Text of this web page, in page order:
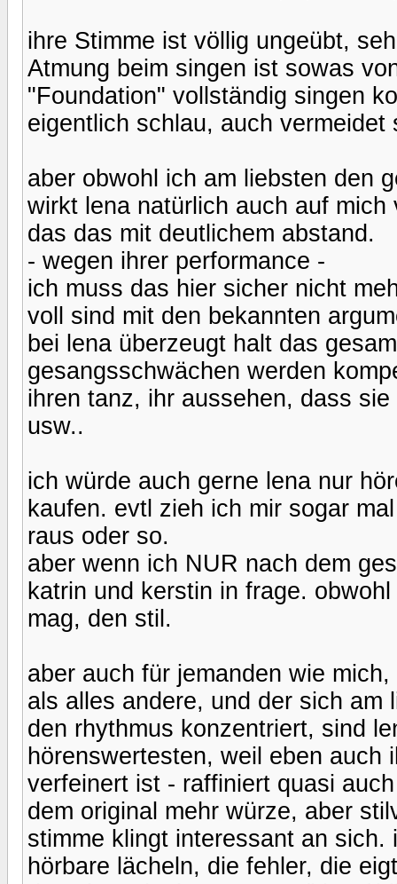
ihre Stimme ist völlig ungeübt,
Atmung beim singen ist sowas
"Foundation" vollständig singen
eigentlich schlau, auch vermeidet
aber obwohl ich am liebsten den
wirkt lena natürlich auch auf
das das mit deutlichem abstand.
- wegen ihrer performance -
ich muss das hier sicher nicht
voll sind mit den bekannten
bei lena überzeugt halt das
gesangsschwächen werden
ihren tanz, ihr aussehen, dass
usw..
ich würde auch gerne lena nur
kaufen. evtl zieh ich mir sogar
raus oder so.
aber wenn ich NUR nach dem
katrin und kerstin in frage.
mag, den stil.
aber auch für jemanden wie
als alles andere, und der sich
den rhythmus konzentriert, sind
hörenswertesten, weil eben auch
verfeinert ist - raffiniert quasi
dem original mehr würze, aber
stimme klingt interessant an
hörbare lächeln, die fehler, die